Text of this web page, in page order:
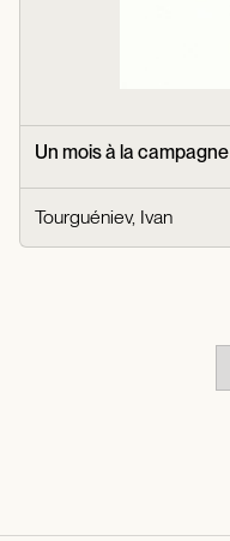
Un mois à la campagne
Tourguéniev, Ivan